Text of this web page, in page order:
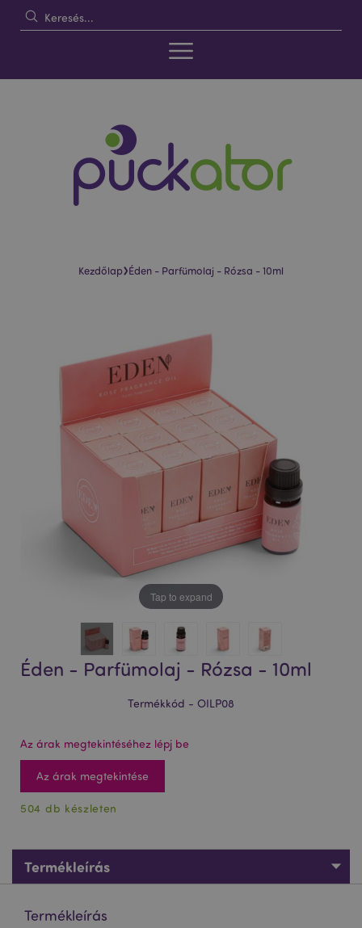
Kezdőlap›Éden - Parfümolaj - Rózsa - 10ml
Tap to expand
Éden - Parfümolaj - Rózsa - 10ml
Termékkód - OILP08
Az árak megtekintéséhez lépj be
Az árak megtekintése
504 db készleten
Termékleírás
Termékleírás